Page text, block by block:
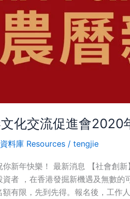
文化交流促進會2020
資料庫 Resources / tengjie
新年快樂！ 最新消息 【社會創
者 ，在香港發掘新機遇及無數
有限，先到先得。報名後，工作